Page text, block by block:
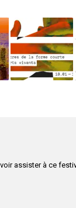
assister à ce